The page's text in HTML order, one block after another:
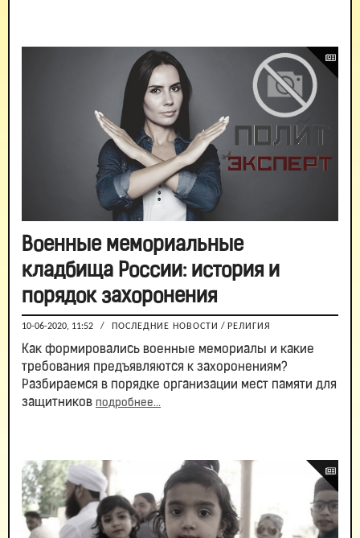
Военные мемориальные
кладбища России: история и
порядок захоронения
10-06-2020, 11:52 / ПОСЛЕДНИЕ НОВОСТИ / РЕЛИГИЯ
Как формировались военные мемориалы и какие
требования предъявляются к захоронениям?
Разбираемся в порядке организации мест памяти для
защитников подробнее...